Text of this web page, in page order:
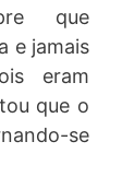
que
e jamais
eram
que o
se